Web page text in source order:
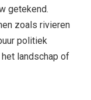
getekend.
zoals rivieren
politiek
landschap of